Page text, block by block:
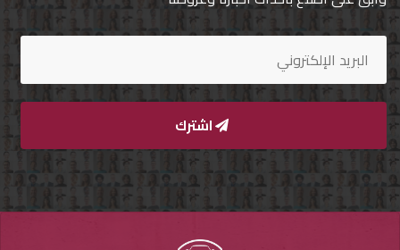
مستثمري
السيارات
الماركات
مطلوب
اشترك